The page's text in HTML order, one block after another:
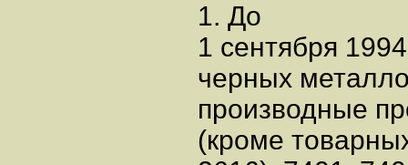
1. До
1 сентября
черных
производные
(кроме